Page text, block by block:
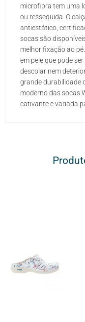
microfibra tem uma
ou ressequida. O
antiestático,
socas são
melhor fixação ao
em pele que pode
descolar nem
grande durabilidade
moderno das socas
cativante e variada